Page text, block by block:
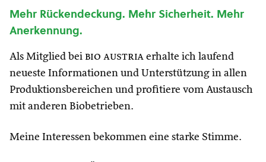
Mehr Rückendeckung. Mehr Sicherheit. Mehr
Anerkennung.
Als Mitglied bei bio austria erhalte ich laufend
neueste Informationen und Unterstützung in allen
Produktionsbereichen und profitiere vom Austausch
mit anderen Biobetrieben.
Meine Interessen bekommen eine starke Stimme.